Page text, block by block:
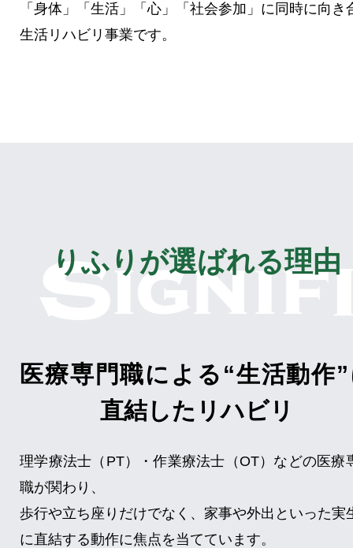
「身体」「生活」「心」「社会参加」に同時に向き
生活リハビリ事業です。
りふりが選ばれる理由
医療専門職による“生活動作
直結したリハビリ
理学療法士（PT）・作業療法士（OT）などの医療
職が関わり、
歩行や立ち座りだけでなく、家事や外出といった実
に直結する動作に焦点を当てています。